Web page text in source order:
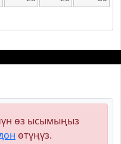
өз ысымыңыз
өтүңүз.